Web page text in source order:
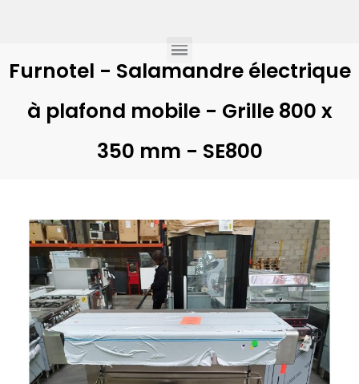
Furnotel - Salamandre électrique
à plafond mobile - Grille 800 x
350 mm - SE800